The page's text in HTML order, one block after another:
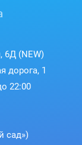
6Д (NEW)
дорога, 1
22:00
сад»)